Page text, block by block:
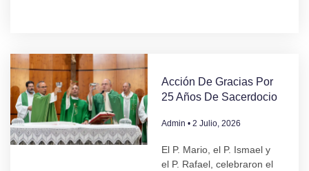
Acción De Gracias Por
25 Años De Sacerdocio
Admin 2 Julio, 2026
El P. Mario, el P. Ismael y
el P. Rafael, celebraron el